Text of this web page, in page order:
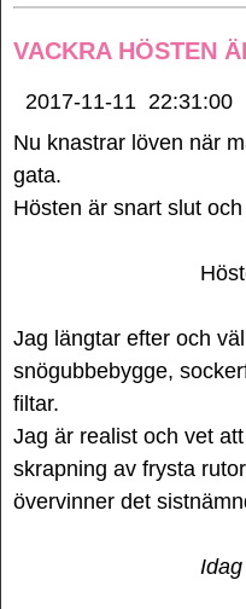
VACKRA HÖSTEN
2017-11-11 22:31:00
Nu knastrar löven när
gata.
Hösten är snart slut
Jag längtar efter och
snögubbebygge,
filtar.
Jag är realist och vet
skrapning av frysta
övervinner det